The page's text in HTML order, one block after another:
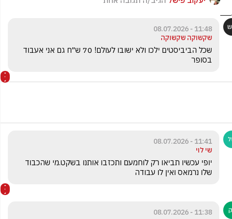
11:48 - 08.07.2026
שקשוקה שקשוקה
בסופר
11:41 - 08.07.2026
שי לוי
שלו נרמאס ואין לו עבודה
11:38 - 08.07.2026